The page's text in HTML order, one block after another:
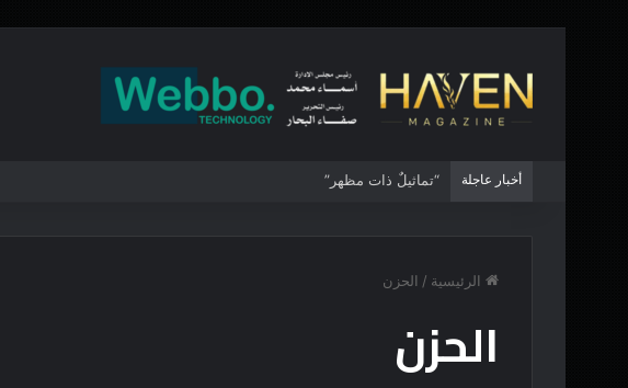
أخبار عاجلة “تماثيلٌ ذات مظهر”
الرئيسية / الحزن
الحزن